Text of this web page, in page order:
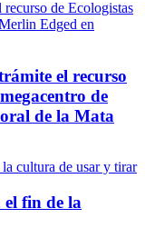
el recurso
de
de la Mata
fin de la